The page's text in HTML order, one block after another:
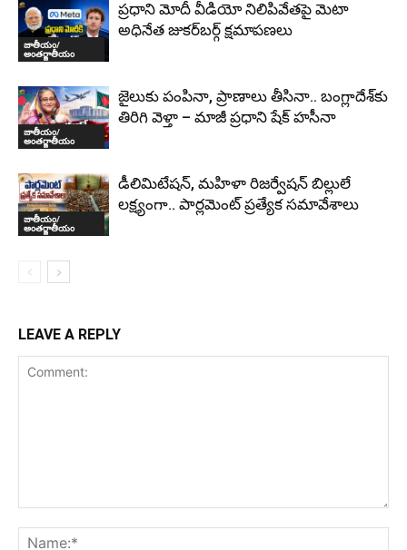
జాతీయం/
అంతర్జాతీయం
ప్రధాని మోదీ వీడియో నిలిపివేతపై మెటా
అధినేత జుకర్‌బర్గ్‌ క్షమాపణలు
జాతీయం/
అంతర్జాతీయం
జైలుకు పంపినా, ప్రాణాలు తీసినా.. బంగ్లాదేశ్‌కు
తిరిగి వెళ్తా – మాజీ ప్రధాని షేక్ హసీనా
జాతీయం/
అంతర్జాతీయం
డీలిమిటేషన్, మహిళా రిజర్వేషన్ బిల్లులే
లక్ష్యంగా.. పార్లమెంట్ ప్రత్యేక సమావేశాలు
LEAVE A REPLY